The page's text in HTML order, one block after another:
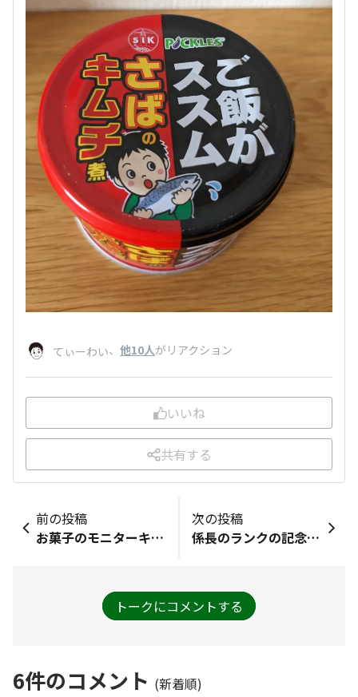
てぃーわい、 他10人がリアクション
いいね
共有する
前の投稿
お菓子のモニターキャンペーンに当選しました！ありがとうございます。まずは、キムチチップスを食べてました。初めて食べる形のチップスです♪旨辛サクサクでとても美味しかったです。手が止まりません！また食べてみたいです。
次の投稿
係長のランクの記念品としてステッカーをいただきました☺️ありがとうございます♪これからも楽しく参加させていただきます
トークにコメントする
6件のコメント (新着順)